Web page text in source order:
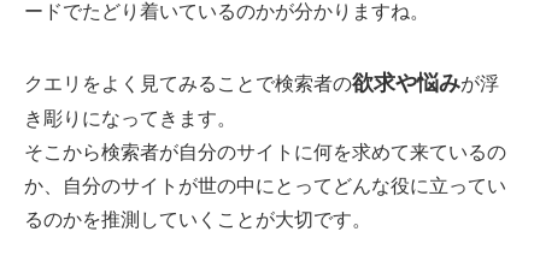
ードでたどり着いているのかが分かりますね。
クエリをよく見てみることで検索者の欲求や悩みが浮
き彫りになってきます。
そこから検索者が自分のサイトに何を求めて来ているの
か、自分のサイトが世の中にとってどんな役に立ってい
るのかを推測していくことが大切です。